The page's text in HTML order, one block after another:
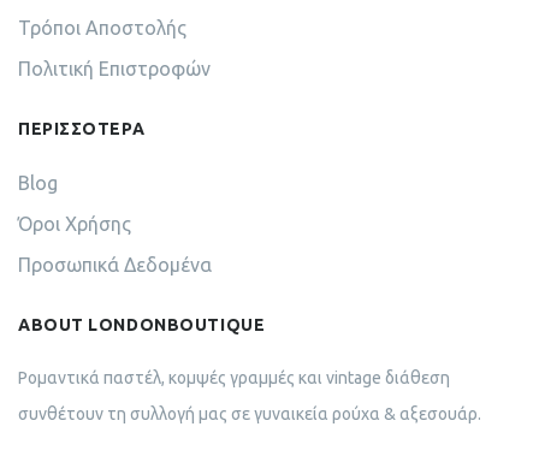
Τρόποι Αποστολής
Πολιτική Επιστροφών
ΠΕΡΙΣΣΟΤΕΡΑ
Blog
Όροι Χρήσης
Προσωπικά Δεδομένα
ABOUT LONDONBOUTIQUE
Ρομαντικά παστέλ, κομψές γραμμές και vintage διάθεση
συνθέτουν τη συλλογή μας σε γυναικεία ρούχα & αξεσουάρ.